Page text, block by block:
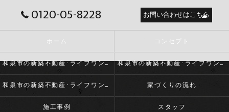
0120-05-8228 お問い合わせはこちら
ホーム コンセプト
和泉市の新築不動産･ライフワンホームの口コミ情報 和泉市の新築不動産･ライフワンホームの評判
和泉市の新築不動産･ライフワンホームのお客様の声 家づくりの流れ
施工事例 スタッフ